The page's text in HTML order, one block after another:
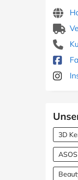
3D
ASOS